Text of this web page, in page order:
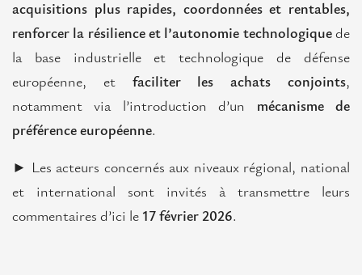
acquisitions plus rapides, coordonnées et rentables,
renforcer la résilience et l’autonomie technologiquede
la base industrielle et technologique de défense
européenne, etfaciliter les achats conjoints,
notamment via l’introduction d’un mécanisme de
préférence européenne.
► Les acteurs concernés aux niveaux régional, national
et international sont invités à transmettre leurs
commentaires d’ici le 17 février 2026.